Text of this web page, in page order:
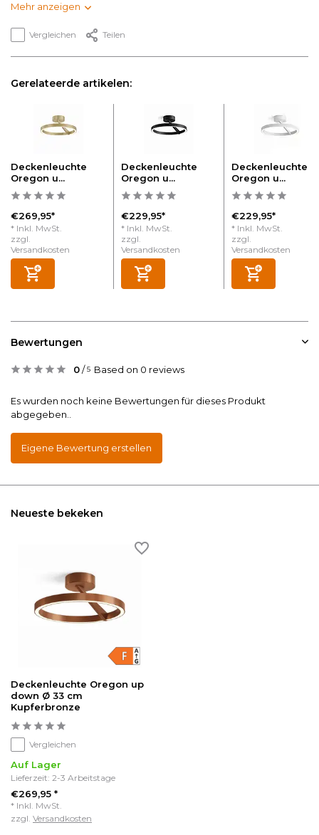
Mehr anzeigen
Vergleichen Teilen
Gerelateerde artikelen:
Deckenleuchte
Oregon u...
€269,95*
* Inkl. MwSt.
zzgl.
Versandkosten
Deckenleuchte
Oregon u...
€229,95*
* Inkl. MwSt.
zzgl.
Versandkosten
Deckenleuchte
Oregon u...
€229,95*
* Inkl. MwSt.
zzgl.
Versandkosten
Bewertungen
0/5 Based on 0 reviews
Es wurden noch keine Bewertungen für dieses Produkt
abgegeben..
Eigene Bewertung erstellen
Neueste bekeken
Deckenleuchte Oregon up
down Ø 33 cm
Kupferbronze
Vergleichen
Auf Lager
Lieferzeit: 2-3 Arbeitstage
€269,95 *
* Inkl. MwSt.
zzgl. Versandkosten